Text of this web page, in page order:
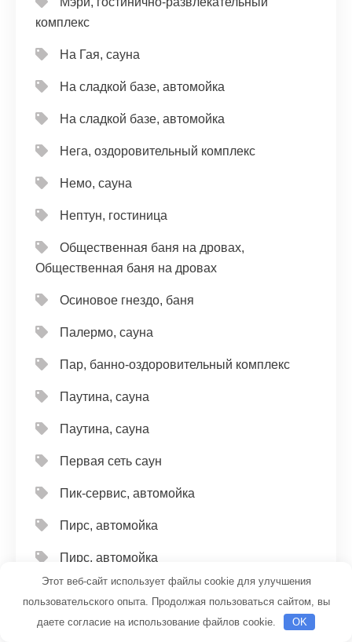
комплекс
На Гая, сауна
На сладкой базе, автомойка
На сладкой базе, автомойка
Нега, оздоровительный комплекс
Немо, сауна
Нептун, гостиница
Общественная баня на дровах,
Общественная баня на дровах
Осиновое гнездо, баня
Палермо, сауна
Пар, банно-оздоровительный комплекс
Паутина, сауна
Паутина, сауна
Первая сеть саун
Пик-сервис, автомойка
Пирс, автомойка
Пирс, автомойка
Политика конфиденциальности
Развал-Схождение
Этот веб-сайт использует файлы cookie для улучшения
пользовательского опыта. Продолжая пользоваться сайтом, вы
даете согласие на использование файлов cookie.
OK